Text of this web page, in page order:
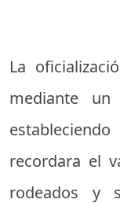
La
mediante
recordara el
rodeados y